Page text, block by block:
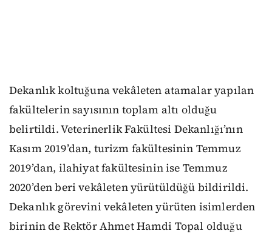
Dekanlık koltuğuna vekâleten atamalar yapılan
fakültelerin sayısının toplam altı olduğu
belirtildi. Veterinerlik Fakültesi Dekanlığı’nın
Kasım 2019’dan, turizm fakültesinin Temmuz
2019’dan, ilahiyat fakültesinin ise Temmuz
2020’den beri vekâleten yürütüldüğü bildirildi.
Dekanlık görevini vekâleten yürüten isimlerden
birinin de Rektör Ahmet Hamdi Topal olduğu